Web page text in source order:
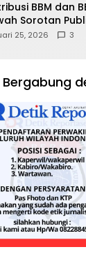
BBM dan
Sorotan
25, 2026 3